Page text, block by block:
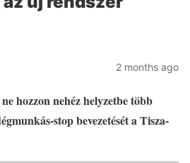
2 months ago
hozzon nehéz helyzetbe több
stop bevezetését a Tisza-